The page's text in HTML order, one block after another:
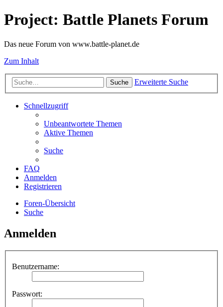
Project: Battle Planets Forum
Das neue Forum von www.battle-planet.de
Zum Inhalt
Suche Erweiterte Suche
Schnellzugriff
Unbeantwortete Themen
Aktive Themen
Suche
FAQ
Anmelden
Registrieren
Foren-Übersicht
Suche
Anmelden
Benutzername:
Passwort: